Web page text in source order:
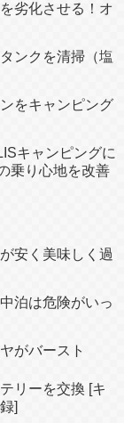
劣化させる！オ
ンクを清掃（塩
をキャンピング
キャンピングに
乗り心地を改善
安く美味しく過
泊は危険がいっ
がバースト
リーを交換 [キ
]